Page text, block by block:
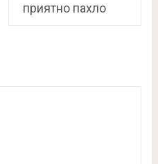
приятно пахло